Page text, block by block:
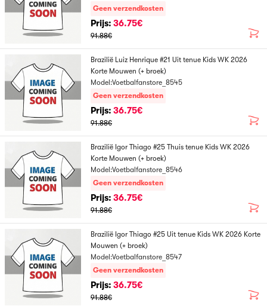
Geen verzendkosten
Prijs: 36.75€
91.88€
Brazilië Luiz Henrique #21 Uit tenue Kids WK 2026
Korte Mouwen (+ broek)
Model:Voetbalfanstore_8545
Geen verzendkosten
Prijs: 36.75€
91.88€
Brazilië Igor Thiago #25 Thuis tenue Kids WK 2026
Korte Mouwen (+ broek)
Model:Voetbalfanstore_8546
Geen verzendkosten
Prijs: 36.75€
91.88€
Brazilië Igor Thiago #25 Uit tenue Kids WK 2026 Korte
Mouwen (+ broek)
Model:Voetbalfanstore_8547
Geen verzendkosten
Prijs: 36.75€
91.88€